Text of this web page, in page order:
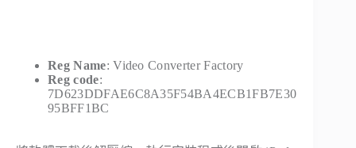
Reg Name: Video Converter Factory
Reg code:
7D623DDFAE6C8A35F54BA4ECB1FB7E30
95BFF1BC